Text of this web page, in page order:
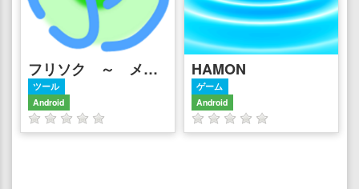
フリソク ～ メルカリのリアルタイム検索アプリ
ツール
Android
HAMON
ゲーム
Android